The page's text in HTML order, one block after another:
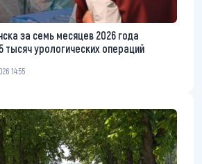
за семь месяцев 2026 года
урологических операций
14:55